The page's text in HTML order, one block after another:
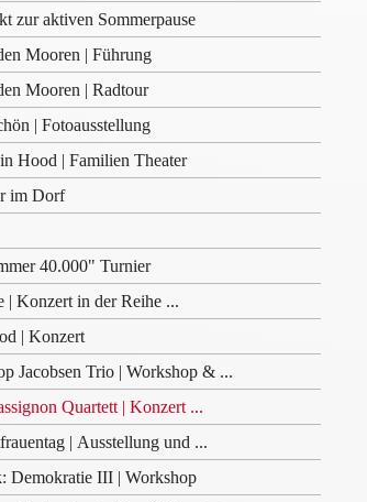
zur aktiven Sommerpause
Mooren | Führung
Mooren | Radtour
| Fotoausstellung
Hood | Familien Theater
im Dorf
40.000" Turnier
Konzert in der Reihe ...
| Konzert
Jacobsen Trio | Workshop & ...
Quartett | Konzert ...
| Ausstellung und ...
Demokratie III | Workshop